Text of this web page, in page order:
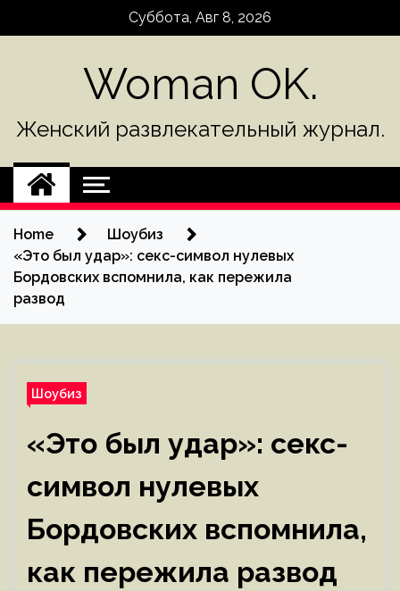
Суббота, Авг 8, 2026
Woman OK.
Женский развлекательный журнал.
Home
Шоубиз
«Это был удар»: секс-символ нулевых
Бордовских вспомнила, как пережила
развод
Шоубиз
«Это был удар»: секс-
символ нулевых
Бордовских вспомнила,
как пережила развод